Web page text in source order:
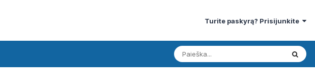
Turite paskyrą? Prisijunkite